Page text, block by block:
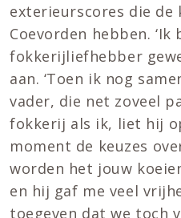
exterieurscores die de
Coevorden hebben.
fokkerijliefhebber
aan. ‘Toen ik nog
vader, die net zoveel
fokkerij als ik, liet hij
moment de keuzes
worden het jouw
en hij gaf me veel
toegeven dat we toch